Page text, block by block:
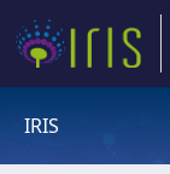
IRIS